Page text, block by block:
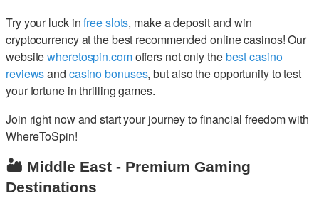
Try your luck infree slots, make a deposit and win
cryptocurrency at the best recommended online casinos! Our
websitewheretospin.comoffers not only thebest casino
reviewsand casino bonuses, but also the opportunity to test
your fortune in thrilling games.
Join right now and start your journey to financial freedom with
WhereToSpin!
🏜️ Middle East - Premium Gaming
Destinations